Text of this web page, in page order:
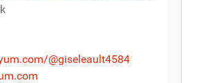
@giseleault4584